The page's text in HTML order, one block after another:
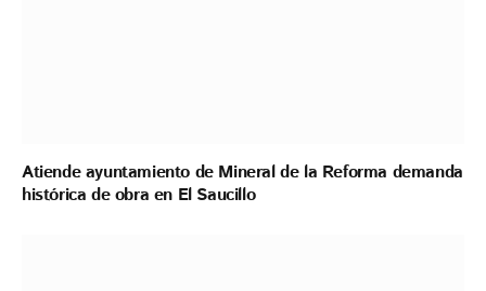
Atiende ayuntamiento de Mineral de la Reforma demanda
histórica de obra en El Saucillo